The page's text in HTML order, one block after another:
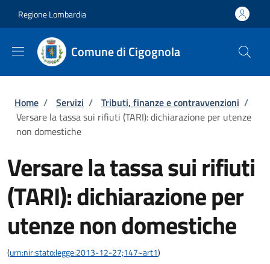
Regione Lombardia
Comune di Cigognola
Briciole di pane
Home / Servizi / Tributi, finanze e contravvenzioni /
Versare la tassa sui rifiuti (TARI): dichiarazione per utenze
non domestiche
Versare la tassa sui rifiuti
(TARI): dichiarazione per
utenze non domestiche
(urn:nir:stato:legge:2013-12-27;147~art1)